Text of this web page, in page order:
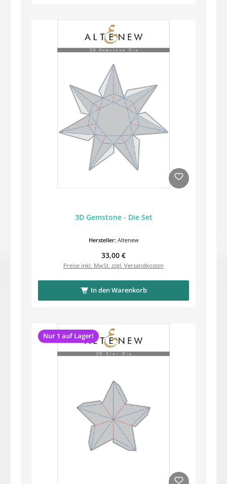
3D Gemstone - Die Set
Hersteller: Altenew
Regulärer Preis:
33,00 €
Preise inkl. MwSt. zzgl. Versandkosten
In den Warenkorb
Nur 1 auf Lager!